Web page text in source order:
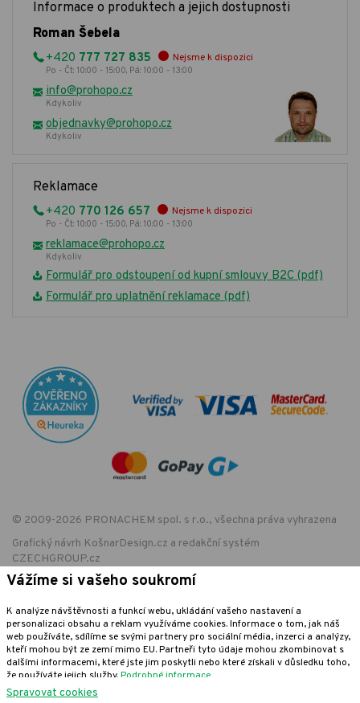
Informace o produktech a jejich dostupnosti
Roman Šebela
+420 777 727 835 Nejsme k dispozici
Po - Čt: 10:00 - 15:00, Pá: 10:00 - 13:00
info@prohopo.cz
Kdykoliv
objednavky@prohopo.cz
Kdykoliv
Reklamace
+420 770 126 657 Nejsme k dispozici
Po - Čt: 10:00 - 15:00, Pá: 10:00 - 13:00
reklamace@prohopo.cz
Kdykoliv
Formulář pro odstoupení od kupní smlouvy B2C (pdf)
Formulář pro uplatnění reklamace (pdf)
© 2009-2026 PRONACHEM spol. s r.o., všechna práva vyhrazena
Grafický návrh KošnarDesign.cz a redakční systém
CZECHGROUP.cz
EET - označení provozovny:
Podle zákona o evidenci tržeb je prodávající povinen vystavit kupujícímu
účtenku. Zároveň je povinen zaevidovat přijatou tržbu u správce daně
online; v případě technického výpadku pak nejpozději do 48 hodin.
Vážíme si vašeho soukromí
K analýze návštěvnosti a funkcí webu, ukládání vašeho nastavení a
personalizaci obsahu a reklam využíváme cookies. Informace o tom, jak náš
web používáte, sdílíme se svými partnery pro sociální média, inzerci a analýzy,
kteří mohou být ze zemí mimo EU. Partneři tyto údaje mohou zkombinovat s
dalšími informacemi, které jste jim poskytli nebo které získali v důsledku toho,
že používáte jejich služby.Podrobné informace
Spravovat cookies